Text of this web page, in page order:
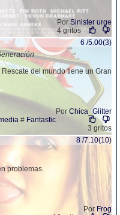
Por Sinister urge
4 gritos
6 /5.00(3)
del mundo tiene un Gran
Por Chica_Glitter
# Fantastic
3 gritos
8 /7.10(10)
problemas.
Por Frog